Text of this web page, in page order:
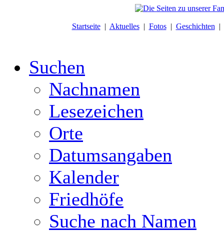
Startseite| Aktuelles| Fotos| Geschichten |
Suchen
Nachnamen
Lesezeichen
Orte
Datumsangaben
Kalender
Friedhöfe
Suche nach Namen